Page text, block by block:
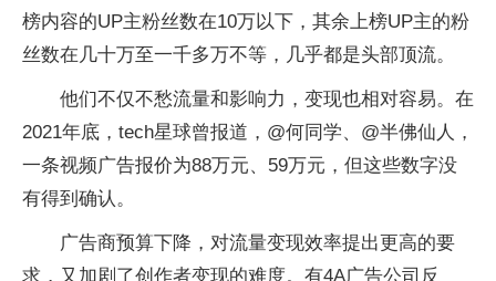
榜内容的UP主粉丝数在10万以下，其余上榜UP主的粉
丝数在几十万至一千多万不等，几乎都是头部顶流。
他们不仅不愁流量和影响力，变现也相对容易。在
2021年底，tech星球曾报道，@何同学、@半佛仙人，
一条视频广告报价为88万元、59万元，但这些数字没
有得到确认。
广告商预算下降，对流量变现效率提出更高的要
求，又加剧了创作者变现的难度。有4A广告公司反